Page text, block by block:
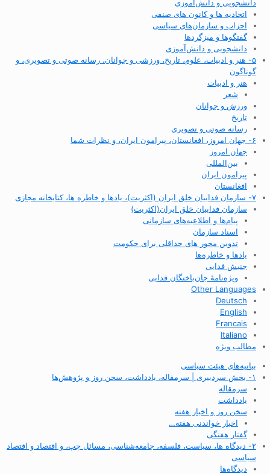
دانشجویی و دانش‌آموزی
اتحادیه ها و کانون های صنفی
احزاب و سازمان‌های سیاسی
گفتگوها و میزگردها
دانشجویی و دانش‌آموزی
۵- هنر و ادبیات، علوم، تاریخ، ورزشی و جوانان، رسانه صوتی و تصویری، و
گوناگون
هنر و ادبیات
شعر
ورزش و جوانان
تاریخ
رسانه صوتی و تصویری
۶- جهان امروز، افغانستان، پیرامون ایران، و نظرات شما
جهان امروز
بین‌المللی
پیرامون ایران
افغانستان
۷- سازمان فداییان خلق ایران (اکثریت)، یادها و خاطره ها، کتابخانه مجازی
سازمان فداییان خلق ایران(اکثریت)
پیام‌ها و اطلاعیه‌های سازمانی
اسناد سازمان
تدوین محور های حداقلی برای حکومت
یادها و خاطره‌ها
جنبش فدایی
ویژه‌نامهٔ جان‌باختگان فدایی
Other Languages
Deutsch
English
Francais
Italiano
مطالب ویژه
بیانیه‌های هیئت سیاسی
۱- بخش سردبیری | سرمقاله، یادداشت، سخن روز و پژوهش‌ها
سرمقاله
یادداشت
سخن روز و اخبار هفته
اخبار خواندنی هفته…
گفتار هفتگی
۲- دیدگاه ها، سیاست، فلسفه، جامعه‌شناسی، مسائل چپ، و اقتصاد و اقتصاد
سیاسی
دیدگاه‌ها